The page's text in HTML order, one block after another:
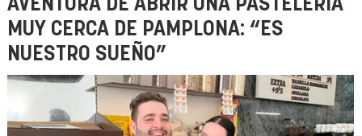
AVENTURA DE ABRIR UNA PASTELERÍA
MUY CERCA DE PAMPLONA: “ES
NUESTRO SUEÑO”